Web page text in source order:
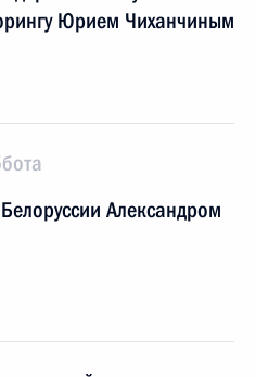
Юрием Чиханчиным
Александром